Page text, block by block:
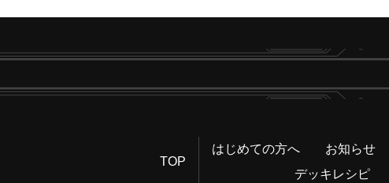
TOP
はじめての方へ お知らせ
デッキレシピ